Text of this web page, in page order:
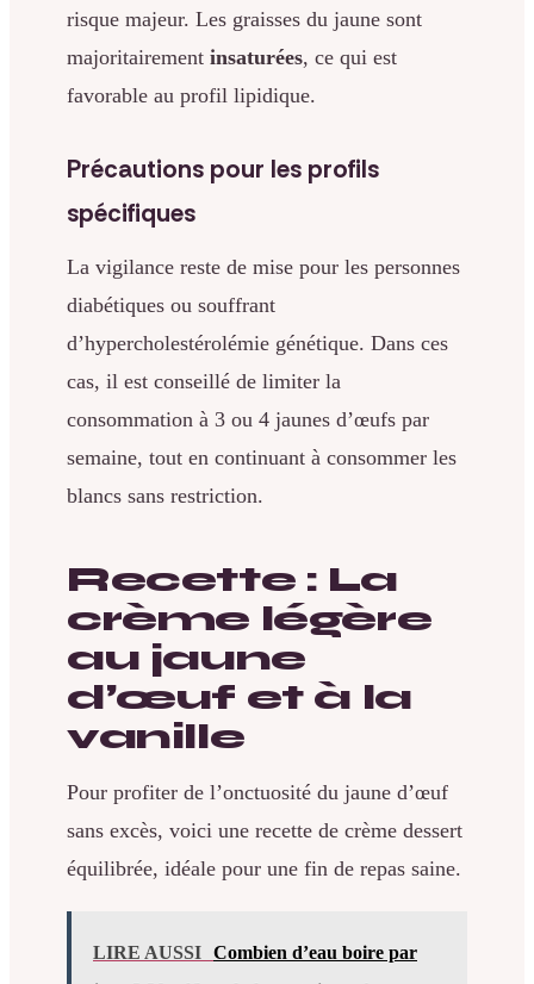
risque majeur. Les graisses du jaune sont
majoritairement insaturées, ce qui est
favorable au profil lipidique.
Précautions pour les profils
spécifiques
La vigilance reste de mise pour les personnes
diabétiques ou souffrant
d’hypercholestérolémie génétique. Dans ces
cas, il est conseillé de limiter la
consommation à 3 ou 4 jaunes d’œufs par
semaine, tout en continuant à consommer les
blancs sans restriction.
Recette : La
crème légère
au jaune
d’œuf et à la
vanille
Pour profiter de l’onctuosité du jaune d’œuf
sans excès, voici une recette de crème dessert
équilibrée, idéale pour une fin de repas saine.
LIRE AUSSI Combien d’eau boire par